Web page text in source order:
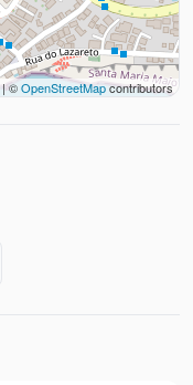
| ©OpenStreetMapcontributors